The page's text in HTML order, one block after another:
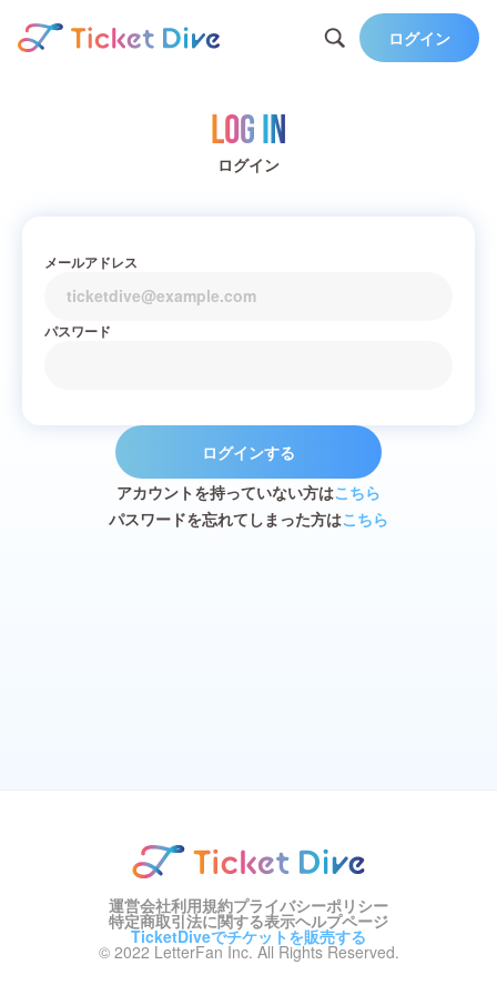
ログイン
Log in
ログイン
メールアドレス
パスワード
ログインする
アカウントを持っていない方はこちら
パスワードを忘れてしまった方はこちら
運営会社利用規約プライバシーポリシー
特定商取引法に関する表示ヘルプページ
TicketDiveでチケットを販売する
© 2022 LetterFan Inc. All Rights Reserved.